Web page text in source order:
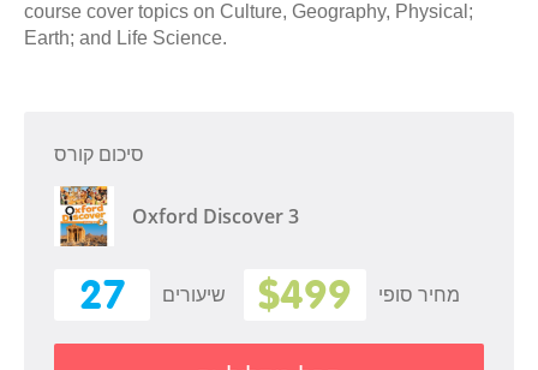
course cover topics on Culture, Geography, Physical;
Earth; and Life Science.
סיכום קורס
Oxford Discover 3
27 שיעורים $499 מחיר סופי